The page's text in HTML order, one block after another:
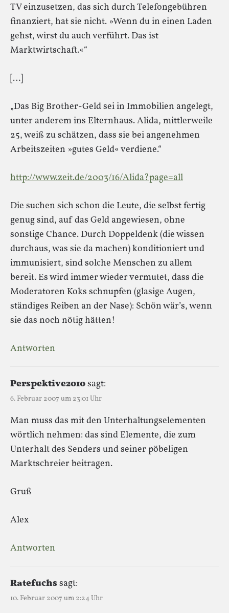
TV einzusetzen, das sich durch Telefongebühren
finanziert, hat sie nicht. »Wenn du in einen Laden
gehst, wirst du auch verführt. Das ist
Marktwirtschaft.«“
[…]
„Das Big Brother-Geld sei in Immobilien angelegt,
unter anderem ins Elternhaus. Alida, mittlerweile
25, weiß zu schätzen, dass sie bei angenehmen
Arbeitszeiten »gutes Geld« verdiene.“
http://www.zeit.de/2003/16/Alida?page=all
Die suchen sich schon die Leute, die selbst fertig
genug sind, auf das Geld angewiesen, ohne
sonstige Chance. Durch Doppeldenk (die wissen
durchaus, was sie da machen) konditioniert und
immunisiert, sind solche Menschen zu allem
bereit. Es wird immer wieder vermutet, dass die
Moderatoren Koks schnupfen (glasige Augen,
ständiges Reiben an der Nase): Schön wär’s, wenn
sie das noch nötig hätten!
Antworten
Perspektive2010sagt:
6. Februar 2007 um 23:01 Uhr
Man muss das mit den Unterhaltungselementen
wörtlich nehmen: das sind Elemente, die zum
Unterhalt des Senders und seiner pöbeligen
Marktschreier beitragen.
Gruß
Alex
Antworten
Ratefuchssagt:
10. Februar 2007 um 2:24 Uhr